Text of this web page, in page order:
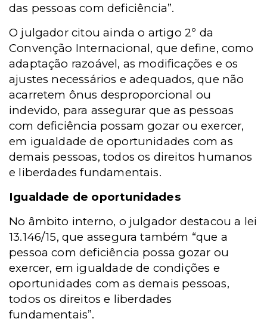
das pessoas com deficiência”.
O julgador citou ainda o artigo 2º da
Convenção Internacional, que define, como
adaptação razoável, as modificações e os
ajustes necessários e adequados, que não
acarretem ônus desproporcional ou
indevido, para assegurar que as pessoas
com deficiência possam gozar ou exercer,
em igualdade de oportunidades com as
demais pessoas, todos os direitos humanos
e liberdades fundamentais.
Igualdade de oportunidades
No âmbito interno, o julgador destacou a lei
13.146/15, que assegura também “que a
pessoa com deficiência possa gozar ou
exercer, em igualdade de condições e
oportunidades com as demais pessoas,
todos os direitos e liberdades
fundamentais”.